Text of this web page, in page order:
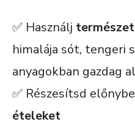
✅ Használj
himalája sót, tengeri
anyagokban gazdag
✅ Részesítsd
ételeket